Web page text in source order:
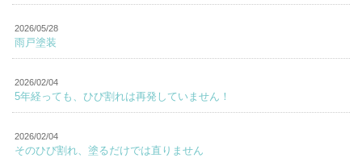
2026/05/28
雨戸塗装
2026/02/04
5年経っても、ひび割れは再発していません！
2026/02/04
そのひび割れ、塗るだけでは直りません